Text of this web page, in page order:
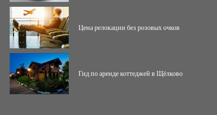
Цена релокации без розовых очков
Гид по аренде коттеджей в Щёлково